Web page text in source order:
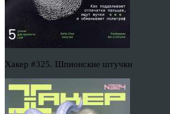
Хакер #325. Шпионские штучки